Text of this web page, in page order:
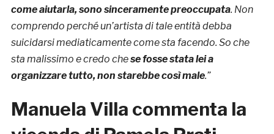
come aiutarla, sono sinceramente preoccupata. Non
comprendo perché un’artista di tale entità debba
suicidarsi mediaticamente come sta facendo. So che
sta malissimo e credo chese fosse stata lei a
organizzare tutto, non starebbe così male.”
Manuela Villa commenta la